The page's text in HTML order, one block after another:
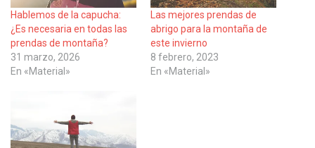
Hablemos de la capucha:
¿Es necesaria en todas las
prendas de montaña?
31 marzo, 2026
En «Material»
Las mejores prendas de
abrigo para la montaña de
este invierno
8 febrero, 2023
En «Material»